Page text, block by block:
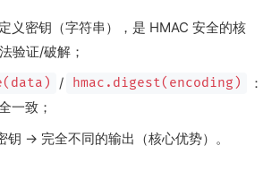
义密钥（字符串），是 HMAC 安全的核
验证/破解；
/ hmac.digest(encoding)
：
一致；
钥 → 完全不同的输出（核心优势）。